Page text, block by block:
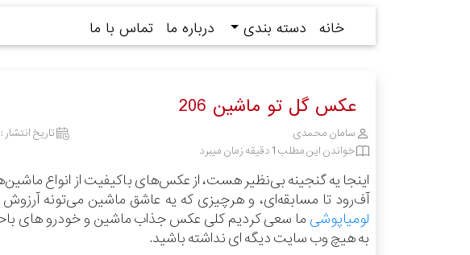
خانه دسته بندی درباره ما تماس با ما
عکس گل تو ماشین 206
سامان محمدی تاریخ انتشار :
خواندن این مطلب 1 دقیقه زمان میبرد
اینجا یه گنجینه بی‌نظیر هست، از عکس‌های باکیفیت از انواع
آف‌رود تا مسابقه‌ای، و هرچیزی که یه عاشق ماشین می‌تونه
لومیاپوشی ما سعی کردیم کلی عکس جذاب ماشین و خودرو های
به هیچ وب سایت دیگه ای نداشته باشید.